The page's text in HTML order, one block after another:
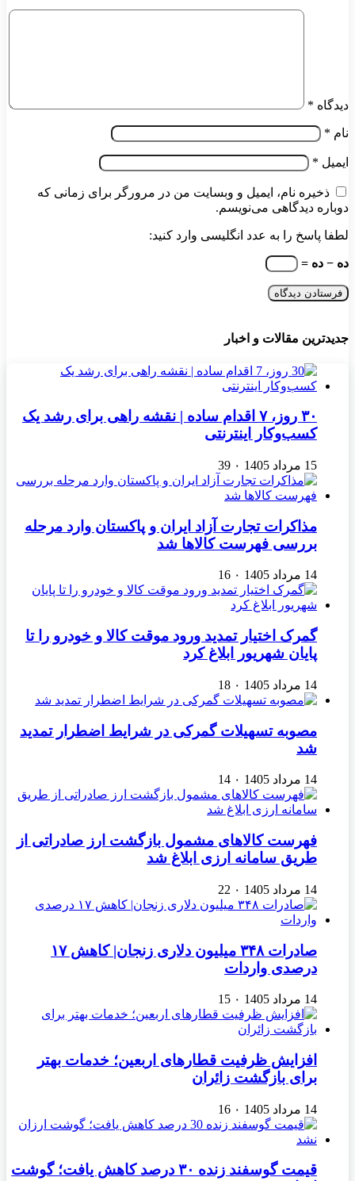
دیدگاه *
نام *
ایمیل *
ذخیره نام، ایمیل و وبسایت من در مرورگر برای زمانی که
دوباره دیدگاهی می‌نویسم.
لطفا پاسخ را به عدد انگلیسی وارد کنید:
ده − ده =
جدیدترین مقالات و اخبار
۳۰ روز، ۷ اقدام ساده | نقشه راهی برای رشد یک
کسب‌وکار اینترنتی
15 مرداد 1405 ۰ 39
مذاکرات تجارت آزاد ایران و پاکستان وارد مرحله
بررسی فهرست کالاها شد
14 مرداد 1405 ۰ 16
گمرک اختیار تمدید ورود موقت کالا و خودرو را تا
پایان شهریور ابلاغ کرد
14 مرداد 1405 ۰ 18
مصوبه تسهیلات گمرکی در شرایط اضطرار تمدید
شد
14 مرداد 1405 ۰ 14
فهرست کالاهای مشمول بازگشت ارز صادراتی از
طریق سامانه ارزی ابلاغ شد
14 مرداد 1405 ۰ 22
صادرات ۳۴۸ میلیون دلاری زنجان| ‌کاهش ۱۷
درصدی واردات
14 مرداد 1405 ۰ 15
افزایش ظرفیت قطارهای اربعین؛ خدمات بهتر
برای بازگشت زائران
14 مرداد 1405 ۰ 16
قیمت گوسفند زنده ۳۰ درصد کاهش یافت؛ گوشت